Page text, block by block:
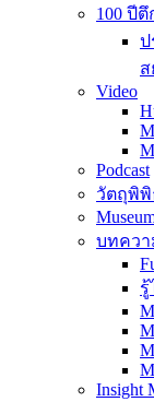
100 ปีตึ
ป
ส
Video
Podcast
วัตถุพิ
บทควา
รู้
Insight